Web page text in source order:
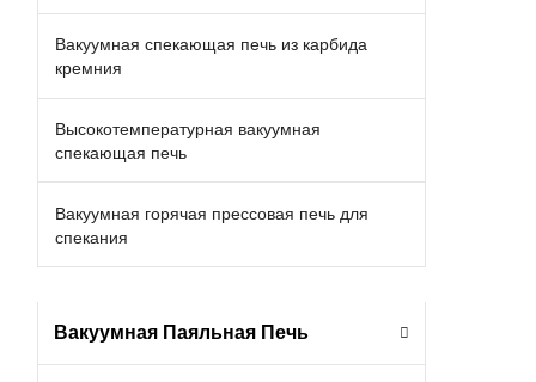
Вакуумная спекающая печь из карбида
кремния
Высокотемпературная вакуумная
спекающая печь
Вакуумная горячая прессовая печь для
спекания
Вакуумная Паяльная Печь